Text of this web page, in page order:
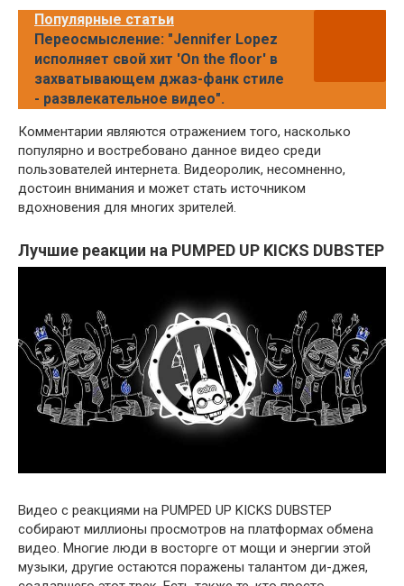
Популярные статьи
Переосмысление: "Jennifer Lopez
исполняет свой хит 'On the floor' в
захватывающем джаз-фанк стиле
- развлекательное видео".
Комментарии являются отражением того, насколько
популярно и востребовано данное видео среди
пользователей интернета. Видеоролик, несомненно,
достоин внимания и может стать источником
вдохновения для многих зрителей.
Лучшие реакции на PUMPED UP KICKS DUBSTEP
Видео с реакциями на PUMPED UP KICKS DUBSTEP
собирают миллионы просмотров на платформах обмена
видео. Многие люди в восторге от мощи и энергии этой
музыки, другие остаются поражены талантом ди-джея,